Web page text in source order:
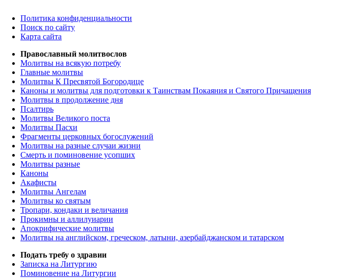
Политика конфиденциальности
Поиск по сайту
Карта сайта
Православный молитвослов
Молитвы на всякую потребу
Главные молитвы
Молитвы К Пресвятой Богородице
Каноны и молитвы для подготовки к Таинствам Покаяния и Святого Причащения
Молитвы в продолжение дня
Псалтирь
Молитвы Великого поста
Молитвы Пасхи
Фрагменты церковных богослужений
Молитвы на разные случаи жизни
Смерть и поминовение усопших
Молитвы разные
Каноны
Акафисты
Молитвы Ангелам
Молитвы ко святым
Тропари, кондаки и величания
Прокимны и аллилуиарии
Апокрифические молитвы
Молитвы на английском, греческом, латыни, азербайджанском и татарском
Подать требу о здравии
Записка на Литургию
Поминовение на Литургии